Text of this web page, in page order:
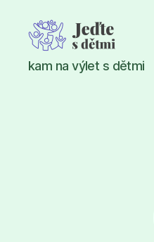
Jeďte
s
kam na výlet s dětmi